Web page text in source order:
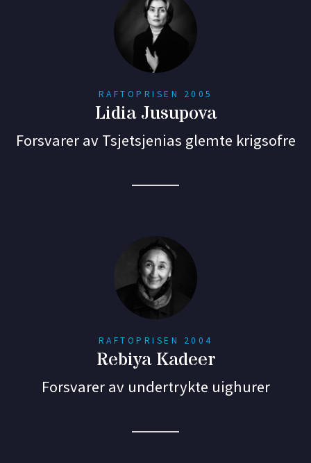
RAFTOPRISEN 2005
Lidia Jusupova
Forsvarer av Tsjetsjenias glemte krigsofre
RAFTOPRISEN 2004
Rebiya Kadeer
Forsvarer av undertrykte uighurer